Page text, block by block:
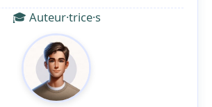
🎓 Auteur·trice·s